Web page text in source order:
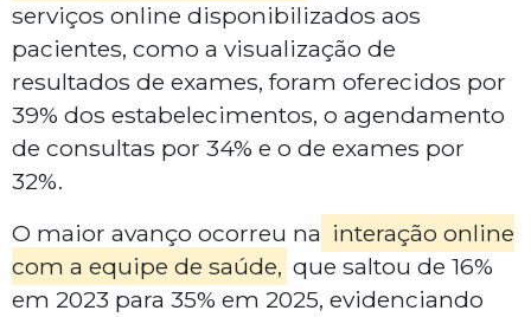
serviços online disponibilizados aos
pacientes, como a visualização de
resultados de exames, foram oferecidos por
39% dos estabelecimentos, o agendamento
de consultas por 34% e o de exames por
32%.
O maior avanço ocorreu na interação online
com a equipe de saúde, que saltou de 16%
em 2023 para 35% em 2025, evidenciando